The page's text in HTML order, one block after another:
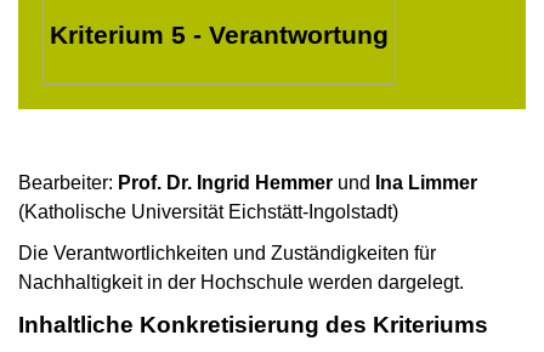
Kriterium 5 - Verantwortung
Bearbeiter: Prof. Dr. Ingrid Hemmer und
Ina Limmer
(Katholische Universität Eichstätt-Ingolstadt)
Die Verantwortlichkeiten und Zuständigkeiten für
Nachhaltigkeit in der Hochschule werden dargelegt.
Inhaltliche Konkretisierung des Kriteriums